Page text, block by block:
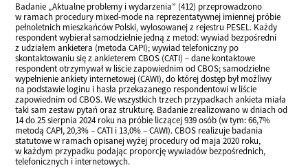
Badanie „Aktualne problemy i wydarzenia” (412) przeprowadzono
w ramach procedury mixed-mode na reprezentatywnej imiennej próbie
pełnoletnich mieszkańców Polski, wylosowanej z rejestru PESEL. Każdy
respondent wybierał samodzielnie jedną z metod: wywiad bezpośredni
z udziałem ankietera (metoda CAPI); wywiad telefoniczny po
skontaktowaniu się z ankieterem CBOS (CATI) – dane kontaktowe
respondent otrzymywał w liście zapowiednim od CBOS; samodzielne
wypełnienie ankiety internetowej (CAWI), do której dostęp był możliwy
na podstawie loginu i hasła przekazanego respondentowi w liście
zapowiednim od CBOS. We wszystkich trzech przypadkach ankieta miała
taki sam zestaw pytań oraz strukturę. Badanie zrealizowano w dniach od
14 do 25 sierpnia 2024 roku na próbie liczącej 939 osób (w tym: 66,7%
metodą CAPI, 20,3% – CATI i 13,0% – CAWI). CBOS realizuje badania
statutowe w ramach opisanej wyżej procedury od maja 2020 roku,
w każdym przypadku podając proporcję wywiadów bezpośrednich,
telefonicznych i internetowych.